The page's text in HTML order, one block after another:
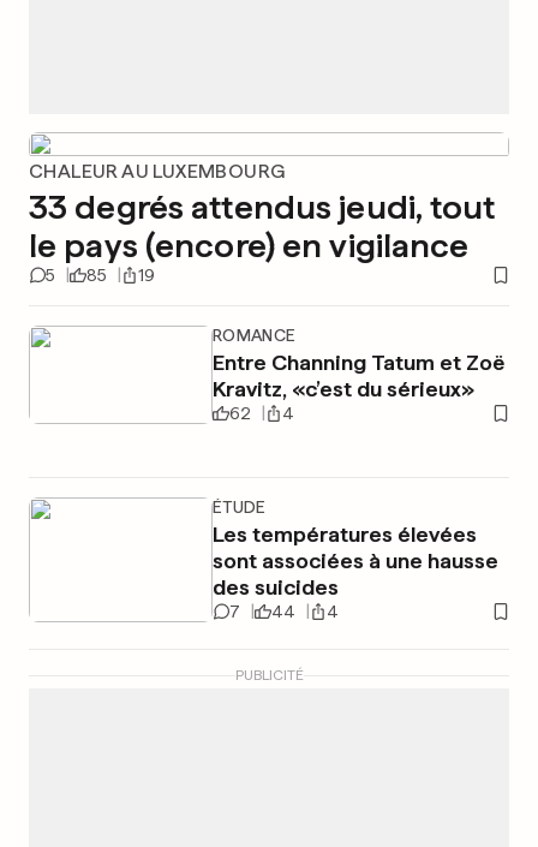
CHALEUR AU LUXEMBOURG
33 degrés attendus jeudi, tout
le pays (encore) en vigilance
5 85 19
ROMANCE
Entre Channing Tatum et Zoë
Kravitz, «c’est du sérieux»
62 4
ÉTUDE
Les températures élevées
sont associées à une hausse
des suicides
7 44 4
PUBLICITÉ